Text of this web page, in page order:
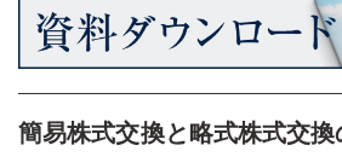
簡易株式交換と略式株式交換